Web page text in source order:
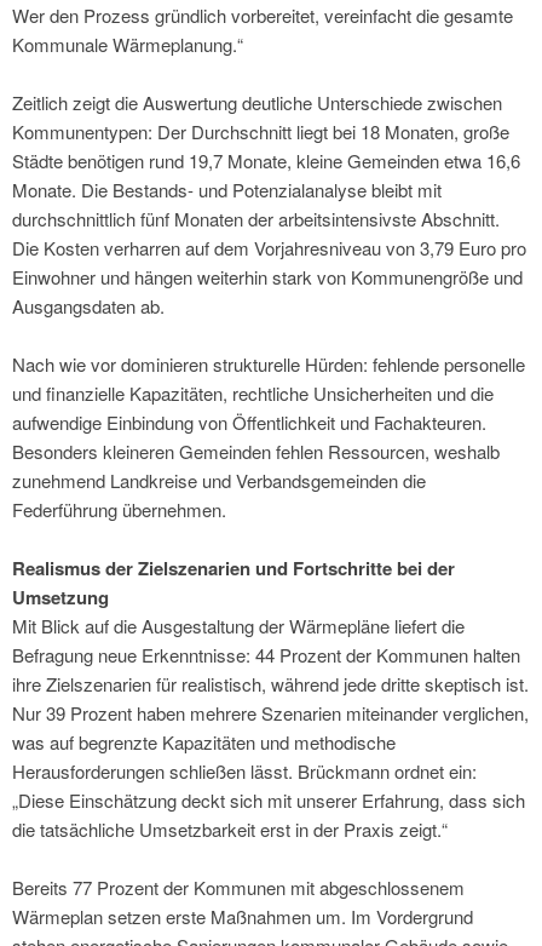
Wer den Prozess gründlich vorbereitet, vereinfacht die gesamte
Kommunale Wärmeplanung.“
Zeitlich zeigt die Auswertung deutliche Unterschiede zwischen
Kommunentypen: Der Durchschnitt liegt bei 18 Monaten, große
Städte benötigen rund 19,7 Monate, kleine Gemeinden etwa 16,6
Monate. Die Bestands- und Potenzialanalyse bleibt mit
durchschnittlich fünf Monaten der arbeitsintensivste Abschnitt.
Die Kosten verharren auf dem Vorjahresniveau von 3,79 Euro pro
Einwohner und hängen weiterhin stark von Kommunengröße und
Ausgangsdaten ab.
Nach wie vor dominieren strukturelle Hürden: fehlende personelle
und finanzielle Kapazitäten, rechtliche Unsicherheiten und die
aufwendige Einbindung von Öffentlichkeit und Fachakteuren.
Besonders kleineren Gemeinden fehlen Ressourcen, weshalb
zunehmend Landkreise und Verbandsgemeinden die
Federführung übernehmen.
Realismus der Zielszenarien und Fortschritte bei der
Umsetzung
Mit Blick auf die Ausgestaltung der Wärmepläne liefert die
Befragung neue Erkenntnisse: 44 Prozent der Kommunen halten
ihre Zielszenarien für realistisch, während jede dritte skeptisch ist.
Nur 39 Prozent haben mehrere Szenarien miteinander verglichen,
was auf begrenzte Kapazitäten und methodische
Herausforderungen schließen lässt. Brückmann ordnet ein:
„Diese Einschätzung deckt sich mit unserer Erfahrung, dass sich
die tatsächliche Umsetzbarkeit erst in der Praxis zeigt.“
Bereits 77 Prozent der Kommunen mit abgeschlossenem
Wärmeplan setzen erste Maßnahmen um. Im Vordergrund